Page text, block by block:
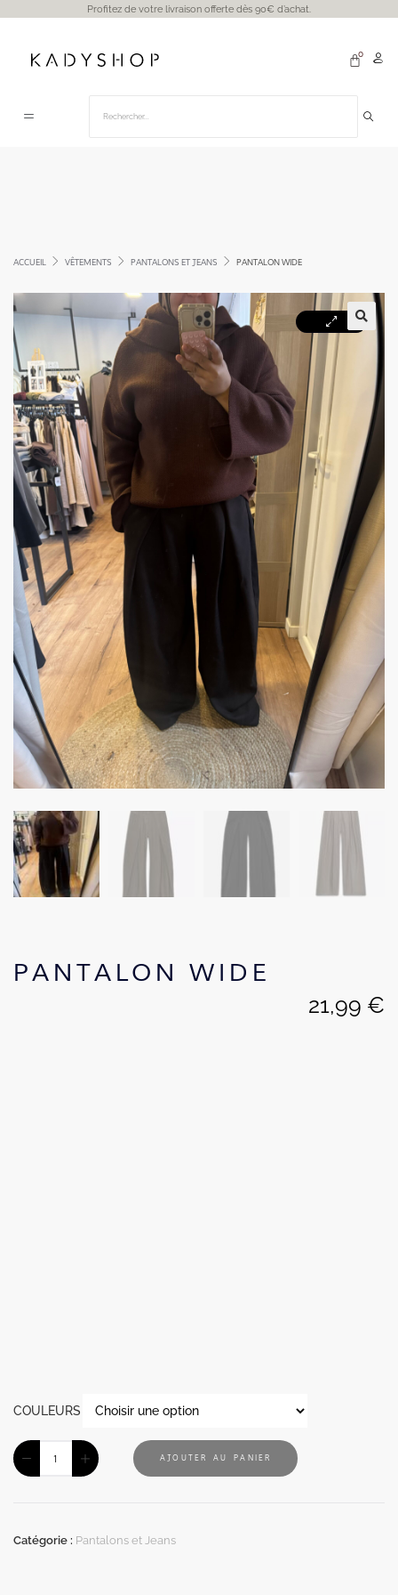
Profitez de votre livraison offerte dès 90€ d’achat.
ACCUEIL VÊTEMENTS PANTALONS ET JEANS PANTALON WIDE
PANTALON WIDE
21,99 €
COULEURS
AJOUTER AU PANIER
Catégorie : Pantalons et Jeans